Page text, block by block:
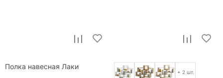
Полка навесная Лаки
+ 2 шт.